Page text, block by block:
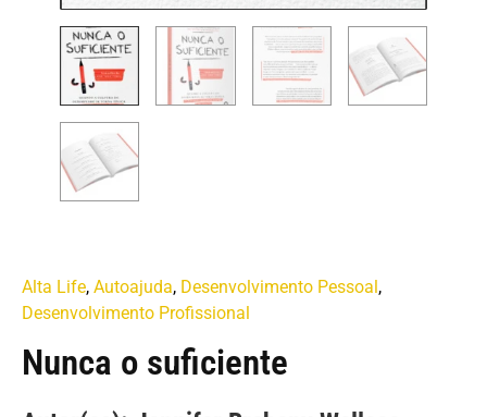
Alta Life, Autoajuda, Desenvolvimento Pessoal ,
Desenvolvimento Profissional
Nunca o suficiente